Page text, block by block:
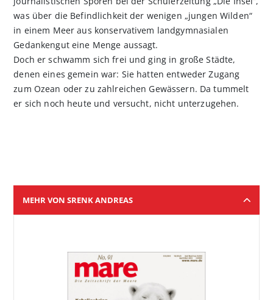
was über die Befindlichkeit der wenigen „jungen Wilden“
in einem Meer aus konservativem landgymnasialen
Gedankengut eine Menge aussagt.
Doch er schwamm sich frei und ging in große Städte,
denen eines gemein war: Sie hatten entweder Zugang
zum Ozean oder zu zahlreichen Gewässern. Da tummelt
er sich noch heute und versucht, nicht unterzugehen.
MEHR VON SRENK ANDREAS